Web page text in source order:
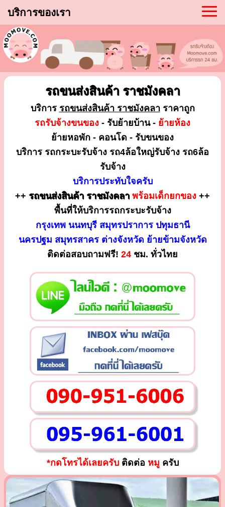
บริการของเรา
รถขนส่งสินค้า ราชมังคลา
บริการ รถขนส่งสินค้า ราชมังคลาราคาถูก
รถรับจ้างขนของ - รับย้ายบ้าน - ย้ายห้อง
ย้ายหอพัก - คอนโด - รับขนของ
บริการ รถกระบะรับจ้าง รถ4ล้อใหญ่รับจ้าง รถ6ล้อ
รับจ้าง
บริการประทับใจครับ
++ รถขนส่งสินค้า ราชมังคลา พร้อมเด็กยกของ ++
พื้นที่ให้บริการรถกระบะรับจ้าง
กรุงเทพ นนทบุรี สมุทรปราการ ปทุมธานี
นครปฐม สมุทรสาคร ต่างจังหวัด ย้ายข้ามจังหวัด
ติดต่อสอบถามฟรี! 24 ชม. ทั่วไทย
*กดโทรได้เลยครับติดต่อ หมู ครับ